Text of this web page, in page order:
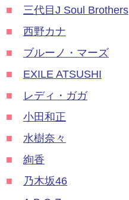
■
三代目J Soul Brothers
■
西野カナ
■
ブルーノ・マーズ
■
EXILE ATSUSHI
■
レディ・ガガ
■
小田和正
■
水樹奈々
■
絢香
■
乃木坂46